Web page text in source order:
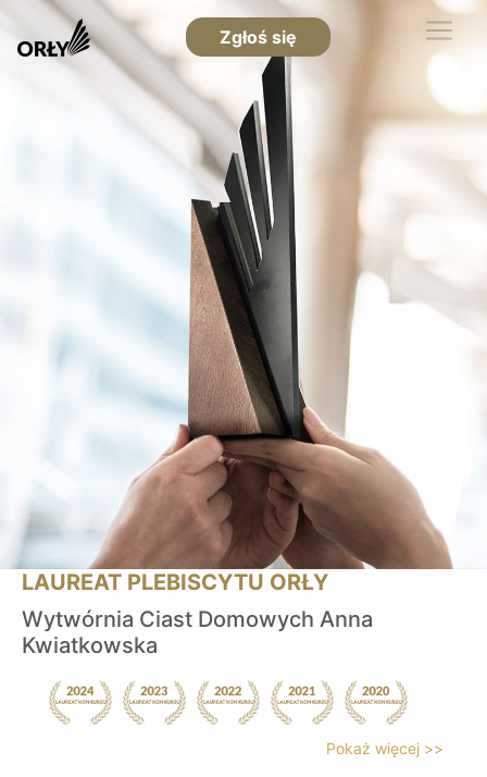
Zgłoś się
LAUREAT PLEBISCYTU ORŁY
Wytwórnia Ciast Domowych Anna
Kwiatkowska
Pokaż więcej >>